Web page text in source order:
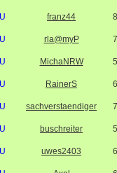
U franz44
U rla@myP
U MichaNRW
U RainerS
U sachverstaendiger
U buschreiter
U uwes2403